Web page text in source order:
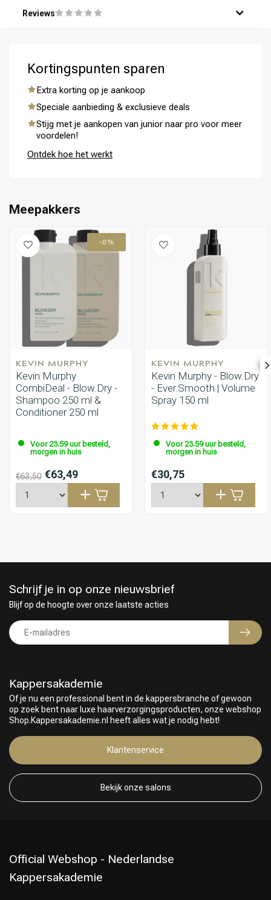
Keuze van onze Kappers
Reviews
Kortingspunten sparen
Extra korting op je aankoop
Speciale aanbieding & exclusieve deals
Stijg met je aankopen van junior naar pro voor meer
voordelen!
Ontdek hoe het werkt
Meepakkers
-0%
KEVIN MURPHY
Kevin Murphy
CombiDeal - Blow.Dry -
Shampoo 250 ml &
Conditioner 250 ml
Voor 23.59 uur besteld,
morgen in huis
€63,50 €63,49
KEVIN MURPHY
Kevin Murphy - Blow.Dry
- Ever.Smooth | Volume
Spray 150 ml
Voor 23.59 uur besteld,
morgen in huis
€30,75
Kappersakademie
Of je nu een professional bent in de kappersbranche of gewoon
op zoek bent naar luxe haarverzorgingsproducten, onze webshop
Shop.Kappersakademie.nl heeft alles wat je nodig hebt!
Klantenservice
Bekijk onze salons
Schrijf je in op onze nieuwsbrief
Blijf op de hoogte over onze laatste acties
Official Webshop - Nederlandse
Kappersakademie